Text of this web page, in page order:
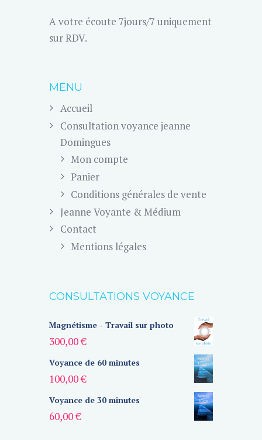
A votre écoute 7jours/7 uniquement
sur RDV.
MENU
Accueil
Consultation voyance jeanne
Domingues
Mon compte
Panier
Conditions générales de vente
Jeanne Voyante & Médium
Contact
Mentions légales
CONSULTATIONS VOYANCE
Magnétisme - Travail sur photo
300,00€
Voyance de 60 minutes
100,00€
Voyance de 30 minutes
60,00€